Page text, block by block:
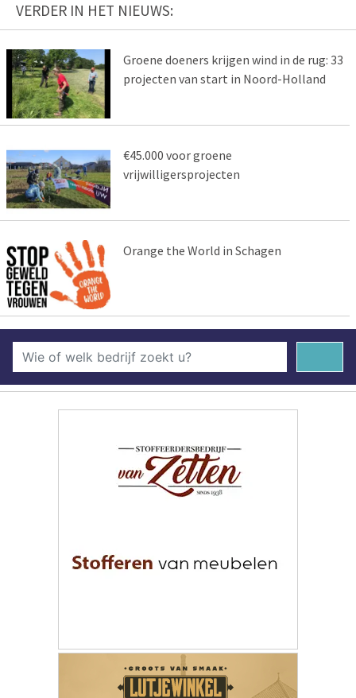
VERDER IN HET NIEUWS:
Groene doeners krijgen wind in de rug: 33
projecten van start in Noord-Holland
€45.000 voor groene
vrijwilligersprojecten
Orange the World in Schagen